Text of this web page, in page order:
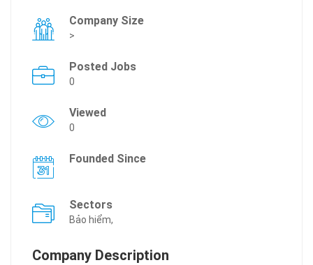
Company Size
>
Posted Jobs
0
Viewed
0
Founded Since
Sectors
Bảo hiểm,
Company Description